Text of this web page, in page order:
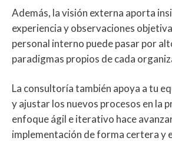
Además, la visión externa aporta
experiencia y observaciones
personal interno puede pasar por
paradigmas propios de cada
La consultoría también apoya a tu
y ajustar los nuevos procesos en la
enfoque ágil e iterativo hace
implementación de forma certera y